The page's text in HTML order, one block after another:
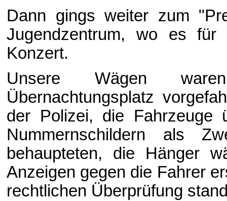
Dann gings weiter zum
Jugendzentrum, wo es
Konzert.
Unsere Wägen
Übernachtungsplatz
der Polizei, die Fahrzeuge
Nummernschildern als
behaupteten, die Hänger
Anzeigen gegen die Fahrer
rechtlichen Überprüfung